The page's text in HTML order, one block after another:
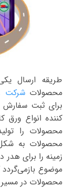
طریقه ارسال
محصولات شرکت
برای ثبت سفارش
کننده انواع ورق
محصولات را
محصولات به شکل
زمینه را برای هدر
موضوع بازمی‌گردد
محصولات در مسیر